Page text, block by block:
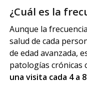
¿Cuál es la
Aunque la
salud de cada
de edad avanzada,
patologías crónicas
una visita cada 4 a